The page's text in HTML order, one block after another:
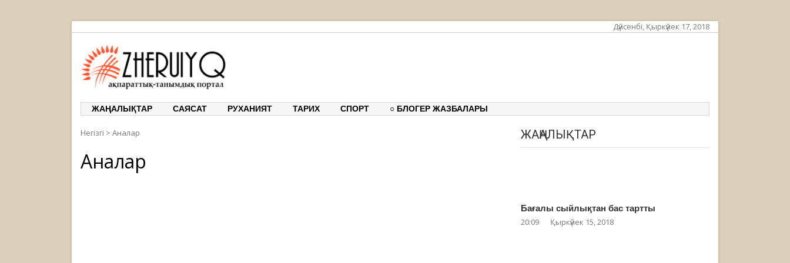
Дүйсенбі, Қыркүйек 17, 2018
ЖАҢАЛЫҚТАР САЯСАТ РУХАНИЯТ ТАРИХ СПОРТ ○ БЛОГЕР ЖАЗБАЛАРЫ
Негізгі > Аналар
Аналар
ЖАҢАЛЫҚТАР
Бағалы сыйлықтан бас тартты
20:09 Қыркүйек 15, 2018